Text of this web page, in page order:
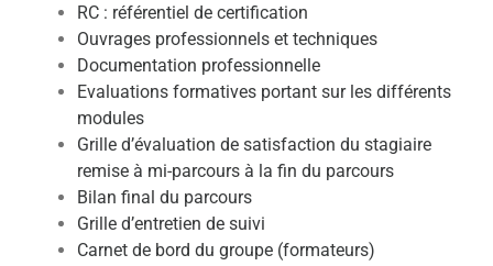
RC : référentiel de certification
Ouvrages professionnels et techniques
Documentation professionnelle
Evaluations formatives portant sur les différents
modules
Grille d’évaluation de satisfaction du stagiaire
remise à mi-parcours à la fin du parcours
Bilan final du parcours
Grille d’entretien de suivi
Carnet de bord du groupe (formateurs)